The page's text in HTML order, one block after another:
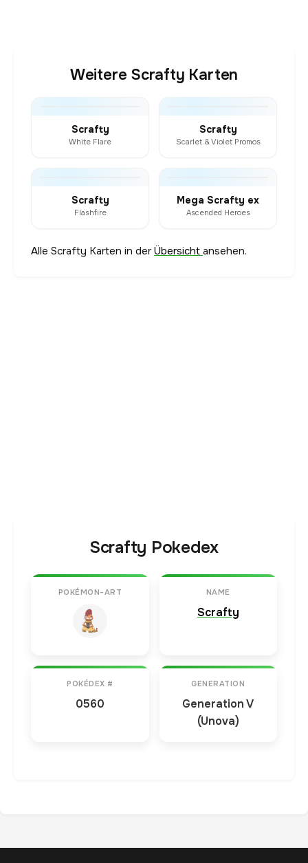
Weitere Scrafty Karten
Scrafty
White Flare
Scrafty
Scarlet & Violet Promos
Scrafty
Flashfire
Mega Scrafty ex
Ascended Heroes
Alle Scrafty Karten in derÜbersicht ansehen.
Scrafty Pokedex
POKÉMON-ART NAME
Scrafty
POKÉDEX #
0560
GENERATION
Generation V
(Unova)